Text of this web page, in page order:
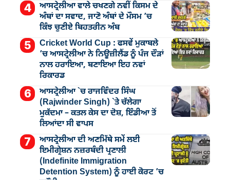
ਆਸਟ੍ਰੇਲੀਆ ਵਾਲੇ ਚਖਣਗੇ ਨਵੀਂ ਕਿਸਮ ਦੇ
ਅੰਬਾਂ ਦਾ ਸਵਾਦ, ਜਾਣੋ ਅੰਬਾਂ ਦੇ ਮੌਸਮ ’ਚ
ਕਿੰਝ ਚੁਣੀਏ ਬਿਹਤਰੀਨ ਅੰਬ
Cricket World Cup : ਫਸਵੇਂ ਮੁਕਾਬਲੇ
’ਚ ਆਸਟ੍ਰੇਲੀਆ ਨੇ ਨਿਊਜ਼ੀਲੈਂਡ ਨੂੰ ਪੰਜ ਦੌੜਾਂ
ਨਾਲ ਹਰਾਇਆ, ਬਣਾਇਆ ਇਹ ਨਵਾਂ
ਰਿਕਾਰਡ
ਆਸਟ੍ਰੇਲੀਆ `ਚ ਰਾਜਵਿੰਦਰ ਸਿੰਘ
(Rajwinder Singh) `ਤੇ ਚੱਲੇਗਾ
ਮੁੁਕੱਦਮਾ – ਕਤਲ ਕੇਸ ਦਾ ਦੋਸ਼, ਇੰਡੀਆ ਤੋਂ
ਲਿਆਂਦਾ ਸੀ ਵਾਪਸ
ਆਸਟ੍ਰੇਲੀਆ ਦੀ ਅਣਮਿੱਥੇ ਸਮੇਂ ਲਈ
ਇਮੀਗ੍ਰੇਸ਼ਨ ਨਜ਼ਰਬੰਦੀ ਪ੍ਰਣਾਲੀ
(Indefinite Immigration
Detention System) ਨੂੰ ਹਾਈ ਕੋਰਟ ’ਚ